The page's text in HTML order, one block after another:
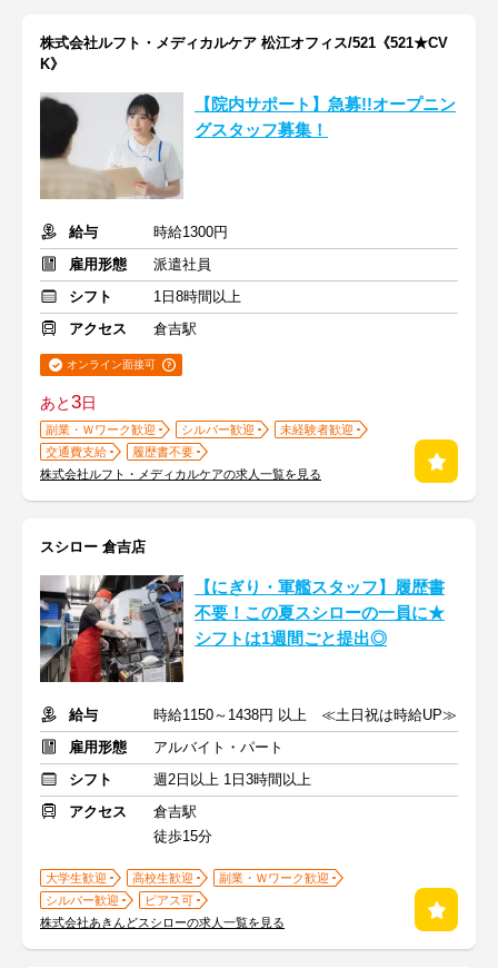
株式会社ルフト・メディカルケア 松江オフィス/521《521★CV
K》
【院内サポート】急募!!オープニン
グスタッフ募集！
給与
時給1300円
雇用形態
派遣社員
シフト
1日8時間以上
アクセス
倉吉駅
オンライン面接可
あと3日
副業・Ｗワーク歓迎 シルバー歓迎
未経験者歓迎
交通費支給
履歴書不要
株式会社ルフト・メディカルケアの求人一覧を見る
スシロー 倉吉店
【にぎり・軍艦スタッフ】履歴書
不要！この夏スシローの一員に★
シフトは1週間ごと提出◎
給与
時給1150～1438円 以上 ≪土日祝は時給UP≫
雇用形態
アルバイト・パート
シフト
週2日以上 1日3時間以上
アクセス
倉吉駅
徒歩15分
大学生歓迎 高校生歓迎
副業・Ｗワーク歓迎
シルバー歓迎
ピアス可
株式会社あきんどスシローの求人一覧を見る